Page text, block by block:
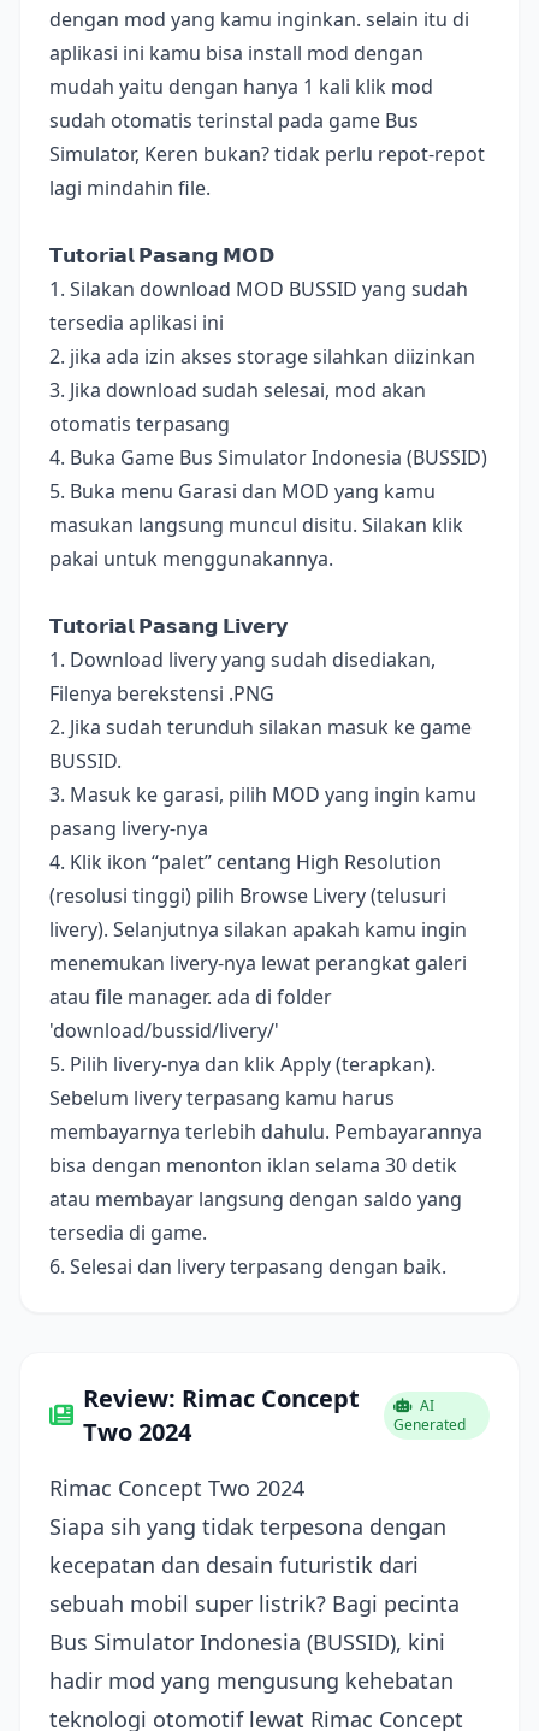
dengan mod yang kamu inginkan. selain itu di
aplikasi ini kamu bisa install mod dengan
mudah yaitu dengan hanya 1 kali klik mod
sudah otomatis terinstal pada game Bus
Simulator, Keren bukan? tidak perlu repot-repot
lagi mindahin file.
𝗧𝘂𝘁𝗼𝗿𝗶𝗮𝗹 𝗣𝗮𝘀𝗮𝗻𝗴 𝗠𝗢𝗗
1. Silakan download MOD BUSSID yang sudah
tersedia aplikasi ini
2. jika ada izin akses storage silahkan diizinkan
3. Jika download sudah selesai, mod akan
otomatis terpasang
4. Buka Game Bus Simulator Indonesia (BUSSID)
5. Buka menu Garasi dan MOD yang kamu
masukan langsung muncul disitu. Silakan klik
pakai untuk menggunakannya.
𝗧𝘂𝘁𝗼𝗿𝗶𝗮𝗹 𝗣𝗮𝘀𝗮𝗻𝗴 𝗟𝗶𝘃𝗲𝗿𝘆
1. Download livery yang sudah disediakan,
Filenya berekstensi .PNG
2. Jika sudah terunduh silakan masuk ke game
BUSSID.
3. Masuk ke garasi, pilih MOD yang ingin kamu
pasang livery-nya
4. Klik ikon “palet” centang High Resolution
(resolusi tinggi) pilih Browse Livery (telusuri
livery). Selanjutnya silakan apakah kamu ingin
menemukan livery-nya lewat perangkat galeri
atau file manager. ada di folder
'download/bussid/livery/'
5. Pilih livery-nya dan klik Apply (terapkan).
Sebelum livery terpasang kamu harus
membayarnya terlebih dahulu. Pembayarannya
bisa dengan menonton iklan selama 30 detik
atau membayar langsung dengan saldo yang
tersedia di game.
6. Selesai dan livery terpasang dengan baik.
Review: Rimac Concept
Two 2024
AI
Generated
Rimac Concept Two 2024
Siapa sih yang tidak terpesona dengan
kecepatan dan desain futuristik dari
sebuah mobil super listrik? Bagi pecinta
Bus Simulator Indonesia (BUSSID), kini
hadir mod yang mengusung kehebatan
teknologi otomotif lewat Rimac Concept